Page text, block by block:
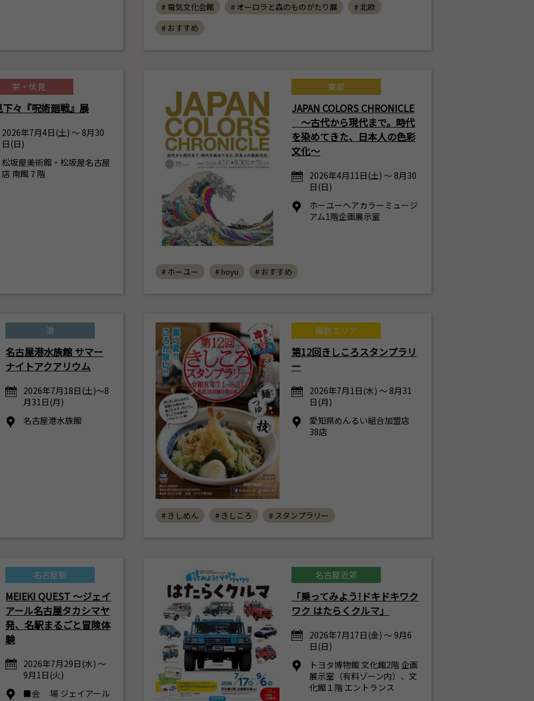
# 電気文化会館 # オーロラと森のものがたり展
# 北欧
# おすすめ
栄・伏見
下々『呪術廻戦』展
2026年7月4日(土) ～ 8月30
日(日)
松坂屋美術館・松坂屋名古屋
店 南館７階
東部
JAPAN COLORS CHRONICLE
～古代から現代まで。時代
を染めてきた、日本人の色彩
文化～
2026年4月11日(土) ～ 8月30
日(日)
ホーユーヘアカラーミュージ
アム1階企画展示室
# ホーユー # hoyu # おすすめ
港
名古屋港水族館 サマー
ナイトアクアリウム
2026年7月18日(土)～8
月31日(月)
名古屋港水族館
複数エリア
第12回きしころスタンプラリ
ー
2026年7月1日(水) ～ 8月31
日(月)
愛知県めんるい組合加盟店
38店
# きしめん # きしころ # スタンプラリー
名古屋駅
MEIEKI QUEST ～ジェイ
アール名古屋タカシマヤ
発、名駅まるごと冒険体
験
2026年7月29日(水) ～
9月1日(火)
■会 場 ジェイアール
名古屋近郊
「乗ってみよう!ドキドキワク
ワク はたらくクルマ」
2026年7月17日(金) ～ 9月6
日(日)
トヨタ博物館 文化館2階 企画
展示室（有料ゾーン内）、文
化館１階 エントランス